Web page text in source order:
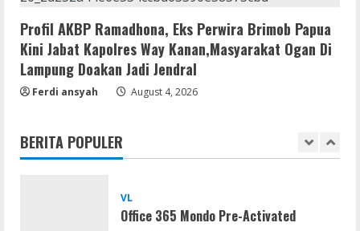
Profil AKBP Ramadhona, Eks Perwira Brimob Papua
Kini Jabat Kapolres Way Kanan,Masyarakat Ogan Di
Lampung Doakan Jadi Jendral
Ferdi ansyah August 4, 2026
BERITA POPULER
Serialers
jv16 PowerTools Free[Activated]
[Latest] [x86-x64] Reddit